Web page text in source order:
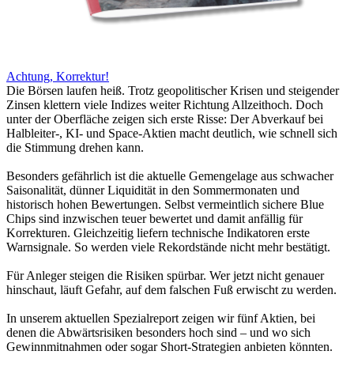
Achtung, Korrektur!
Die Börsen laufen heiß. Trotz geopolitischer Krisen und steigender
Zinsen klettern viele Indizes weiter Richtung Allzeithoch. Doch
unter der Oberfläche zeigen sich erste Risse: Der Abverkauf bei
Halbleiter-, KI- und Space-Aktien macht deutlich, wie schnell sich
die Stimmung drehen kann.
Besonders gefährlich ist die aktuelle Gemengelage aus schwacher
Saisonalität, dünner Liquidität in den Sommermonaten und
historisch hohen Bewertungen. Selbst vermeintlich sichere Blue
Chips sind inzwischen teuer bewertet und damit anfällig für
Korrekturen. Gleichzeitig liefern technische Indikatoren erste
Warnsignale. So werden viele Rekordstände nicht mehr bestätigt.
Für Anleger steigen die Risiken spürbar. Wer jetzt nicht genauer
hinschaut, läuft Gefahr, auf dem falschen Fuß erwischt zu werden.
In unserem aktuellen Spezialreport zeigen wir fünf Aktien, bei
denen die Abwärtsrisiken besonders hoch sind – und wo sich
Gewinnmitnahmen oder sogar Short-Strategien anbieten könnten.